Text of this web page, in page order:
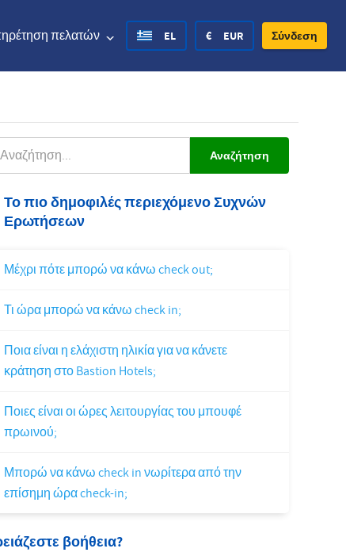
πελατών EL
Español
Hrvatski
Slovak
€ EUR
Krone
Krone zł Poland Zloty
Σύνδεση
Το πιο δημοφιλές περιεχόμενο Συχνών
Ερωτήσεων
Μέχρι πότε μπορώ να κάνω check out;
Τι ώρα μπορώ να κάνω check in;
Ποια είναι η ελάχιστη ηλικία για να κάνετε
κράτηση στο Bastion Hotels;
Ποιες είναι οι ώρες λειτουργίας του μπουφέ
πρωινού;
Μπορώ να κάνω check in νωρίτερα από την
επίσημη ώρα check-in;
βοήθεια?